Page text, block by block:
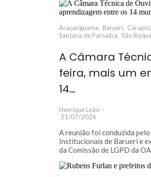
Araçariguama, Barueri,
Santana de Parnaíba, São
A Câmara
feira, mais um
14…
Henrique Leão -
21/07/2026
A reunião foi conduzida
Institucionais de Barueri e
da Comissão de LGPD da